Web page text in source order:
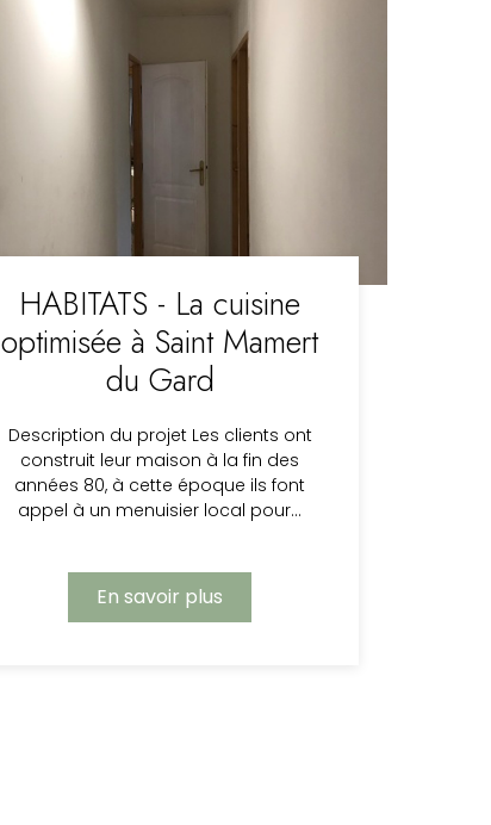
HABITATS - La cuisine
optimisée à Saint Mamert
du Gard
Description du projet Les clients ont
construit leur maison à la fin des
années 80, à cette époque ils font
appel à un menuisier local pour…
En savoir plus